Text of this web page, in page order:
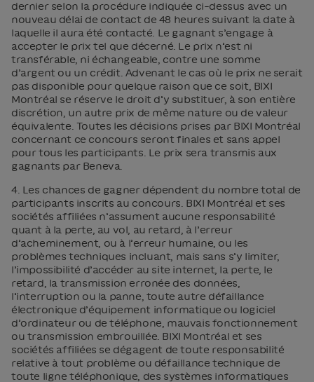
dernier selon la procédure indiquée ci-dessus avec un
nouveau délai de contact de 48 heures suivant la date à
laquelle il aura été contacté. Le gagnant s’engage à
accepter le prix tel que décerné. Le prix n’est ni
transférable, ni échangeable, contre une somme
d’argent ou un crédit. Advenant le cas où le prix ne serait
pas disponible pour quelque raison que ce soit, BIXI
Montréal se réserve le droit d’y substituer, à son entière
discrétion, un autre prix de même nature ou de valeur
équivalente. Toutes les décisions prises par BIXI Montréal
concernant ce concours seront finales et sans appel
pour tous les participants. Le prix sera transmis aux
gagnants par Beneva.
4. Les chances de gagner dépendent du nombre total de
participants inscrits au concours. BIXI Montréal et ses
sociétés affiliées n’assument aucune responsabilité
quant à la perte, au vol, au retard, à l’erreur
d’acheminement, ou à l’erreur humaine, ou les
problèmes techniques incluant, mais sans s’y limiter,
l’impossibilité d’accéder au site internet, la perte, le
retard, la transmission erronée des données,
l’interruption ou la panne, toute autre défaillance
électronique d’équipement informatique ou logiciel
d’ordinateur ou de téléphone, mauvais fonctionnement
ou transmission embrouillée. BIXI Montréal et ses
sociétés affiliées se dégagent de toute responsabilité
relative à tout problème ou défaillance technique de
toute ligne téléphonique, des systèmes informatiques